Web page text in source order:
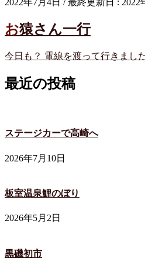
お猿さん一行
今日も？ 電線を渡って行きまし
最近の投稿
ステージカーで高崎へ
2026年7月10日
板室温泉鯉のぼり
2026年5月2日
黒磯初市